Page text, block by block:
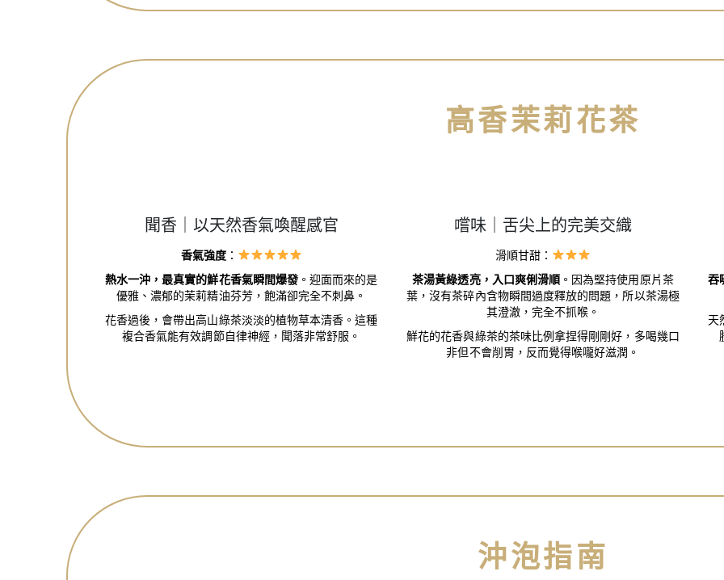
高香茉莉花茶
聞香｜以天然香氣喚醒感官
香氣強度：
熱水一沖，最真實的鮮花香氣瞬間爆發 。迎面而來的是
優雅、濃郁的茉莉精油芬芳，飽滿卻完全不刺鼻。
花香過後，會帶出高山綠茶淡淡的植物草本清香。這種
複合香氣能有效調節自律神經，聞落非常舒服。
嚐味｜舌尖上的完美交織
滑順甘甜：
茶湯黃綠透亮，入口爽俐滑順 。因為堅持使用原片茶
葉，沒有茶碎內含物瞬間過度釋放的問題，所以茶湯極
其澄澈，完全不抓喉。
鮮花的花香與綠茶的茶味比例拿捏得剛剛好，多喝幾口
非但不會削胃，反而覺得喉嚨好滋潤。
吞
天
沖泡指南